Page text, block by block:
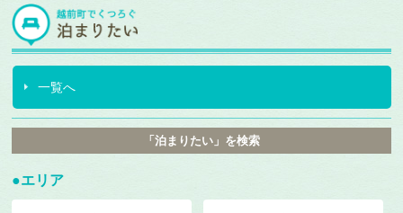
一覧へ
「泊まりたい」を検索
●エリア